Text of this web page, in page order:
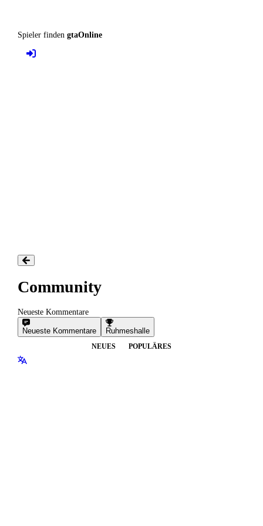
Spieler finden gtaOnline
Community
Neueste Kommentare
Neueste Kommentare Ruhmeshalle
NEUES POPULÄRES